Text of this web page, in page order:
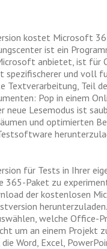
kostet Microsoft
ist ein
anbietet, ist für
und voll
Teil
Pop in einem
neue Lesemodus ist
und optimierten
für Tests in Ihrer
365-Paket zu
der kostenlosen
welche Office-
um an einem Projekt
Word, Excel,